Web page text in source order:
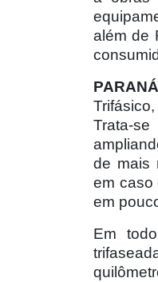
além de
Trata-
de mais
em caso
em
Em